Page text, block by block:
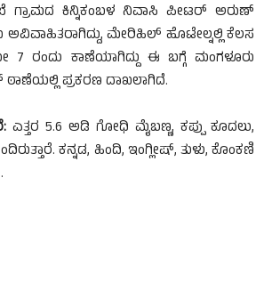
ಗ್ರಾಮದ ಕಿನ್ನಿಕಂಬಳ ನಿವಾಸಿ ಪೀಟರ್ ಅರುಣ್
ಮೇರಿಹಿಲ್ ಹೊಟೇಲ್ನಲ್ಲಿ ಕೆಲಸ
7 ರಂದು ಕಾಣೆಯಾಗಿದ್ದು ಈ ಬಗ್ಗೆ ಮಂಗಳೂರು
ಪ್ರಕರಣ ದಾಖಲಾಗಿದೆ.
ಎತ್ತರ 5.6 ಅಡಿ ಗೋಧಿ ಮೈಬಣ್ಣ, ಕಪ್ಪು ಕೂದಲು,
ಕನ್ನಡ, ಹಿಂದಿ, ಇಂಗ್ಲೀಷ್, ತುಳು, ಕೊಂಕಣಿ